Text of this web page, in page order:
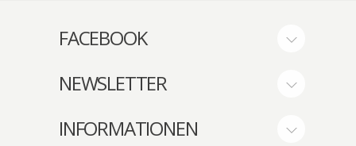
FACEBOOK
NEWSLETTER
INFORMATIONEN